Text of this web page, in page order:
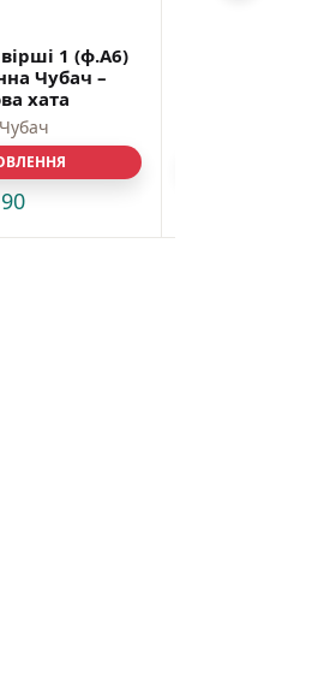
1 (ф.А6)
Чубач –
хата